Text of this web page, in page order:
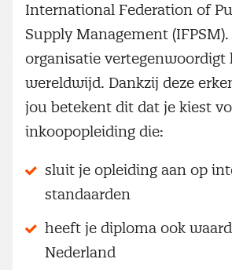
International Federation of
Supply Management (IFPSM).
organisatie vertegenwoordigt
wereldwijd. Dankzij deze
jou betekent dit dat je kiest
inkoopopleiding die:
sluit je opleiding aan op
standaarden
heeft je diploma ook
Nederland